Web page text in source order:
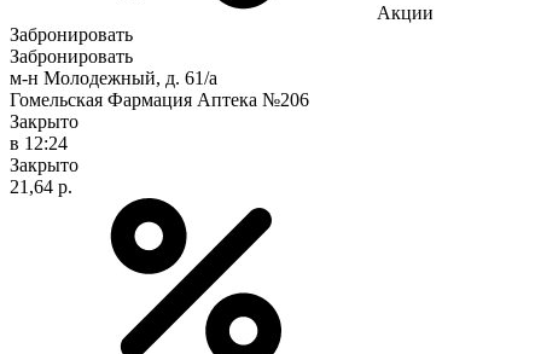
Акции
Забронировать
Забронировать
м-н Молодежный, д. 61/а
Гомельская Фармация Аптека №206
Закрыто
в 12:24
Закрыто
21,64 р.